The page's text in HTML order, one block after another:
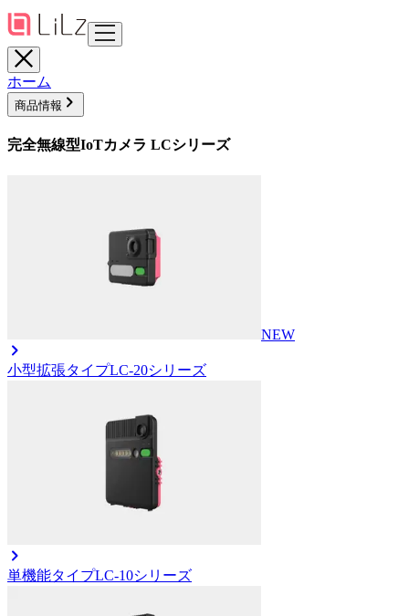
ホーム
商品情報
完全無線型IoTカメラ LCシリーズ
NEW
小型拡張タイプLC-20シリーズ
単機能タイプLC-10シリーズ